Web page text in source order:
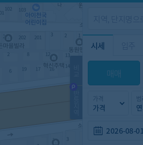
거래 지도 전출입 지도
미분양 전출입
자유 게시판 질문 게시판
자
이벤트
시세 입주
반
매매
가격
가격
2026-08-01